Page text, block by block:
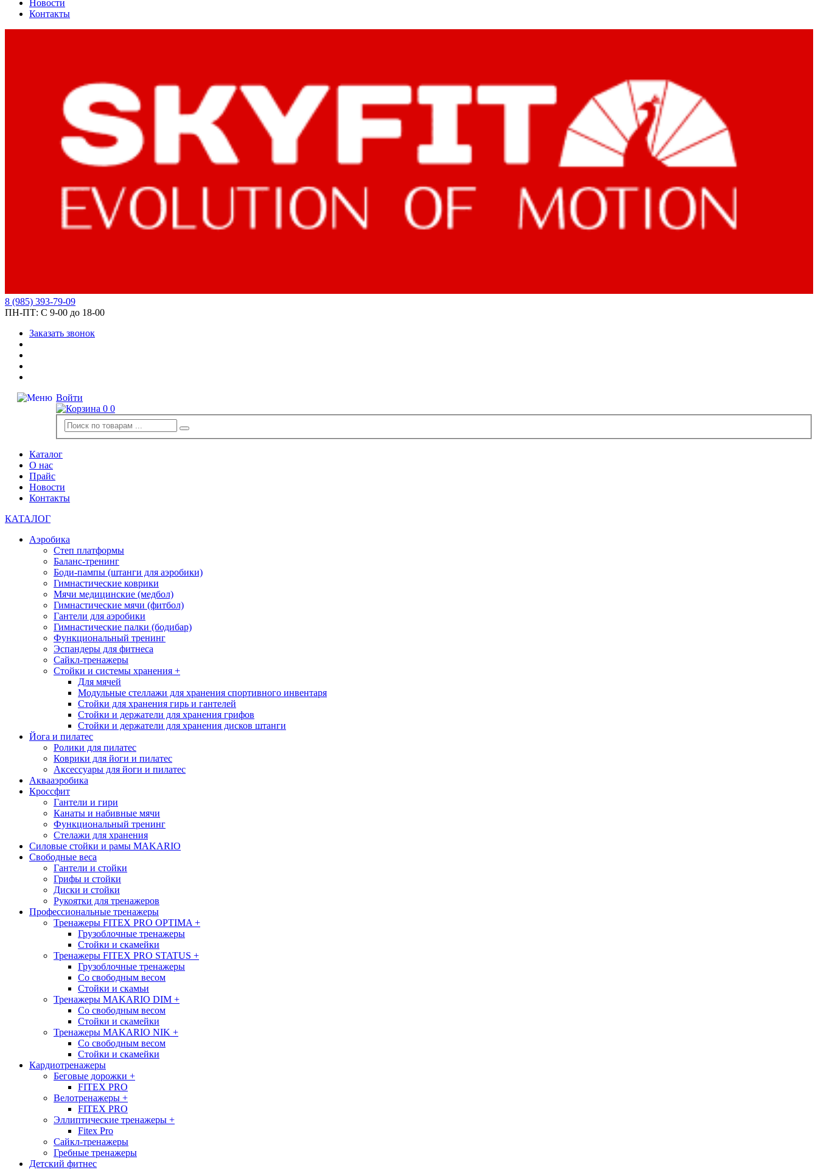
Новости
Контакты
8 (985) 393-79-09
ПН-ПТ: С 9-00 до 18-00
Заказать звонок
Войти
0 0
Каталог
О нас
Прайс
Новости
Контакты
КАТАЛОГ
Аэробика
Степ платформы
Баланс-тренинг
Боди-пампы (штанги для аэробики)
Гимнастические коврики
Мячи медицинские (медбол)
Гимнастические мячи (фитбол)
Гантели для аэробики
Гимнастические палки (бодибар)
Функциональный тренинг
Эспандеры для фитнеса
Сайкл-тренажеры
Стойки и системы хранения +
Для мячей
Модульные стеллажи для хранения спортивного инвентаря
Стойки для хранения гирь и гантелей
Стойки и держатели для хранения грифов
Стойки и держатели для хранения дисков штанги
Йога и пилатес
Ролики для пилатес
Коврики для йоги и пилатес
Аксессуары для йоги и пилатес
Аквааэробика
Кроссфит
Гантели и гири
Канаты и набивные мячи
Функциональный тренинг
Стелажи для хранения
Силовые стойки и рамы MAKARIO
Свободные веса
Гантели и стойки
Грифы и стойки
Диски и стойки
Рукоятки для тренажеров
Профессиональные тренажеры
Тренажеры FITEX PRO OPTIMA +
Грузоблочные тренажеры
Стойки и скамейки
Тренажеры FITEX PRO STATUS +
Грузоблочные тренажеры
Со свободным весом
Стойки и скамьи
Тренажеры MAKARIO DIM +
Со свободным весом
Стойки и скамейки
Тренажеры MAKARIO NIK +
Со свободным весом
Стойки и скамейки
Кардиотренажеры
Беговые дорожки +
FITEX PRO
Велотренажеры +
FITEX PRO
Эллиптические тренажеры +
Fitex Pro
Сайкл-тренажеры
Гребные тренажеры
Детский фитнес